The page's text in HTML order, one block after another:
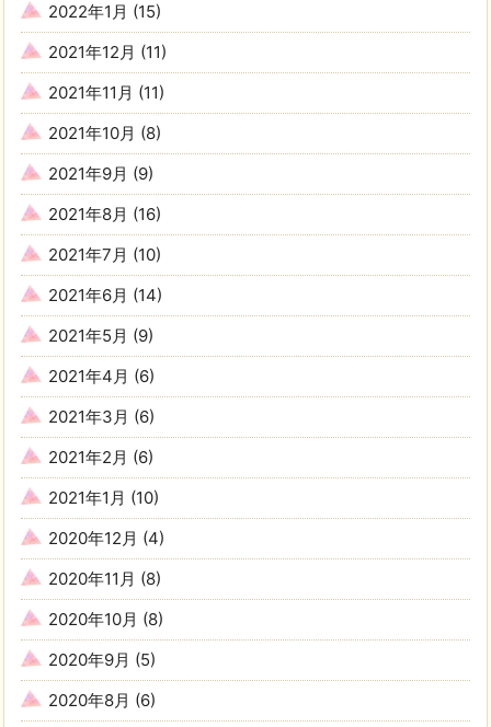
2022年1月 (15)
2021年12月 (11)
2021年11月 (11)
2021年10月 (8)
2021年9月 (9)
2021年8月 (16)
2021年7月 (10)
2021年6月 (14)
2021年5月 (9)
2021年4月 (6)
2021年3月 (6)
2021年2月 (6)
2021年1月 (10)
2020年12月 (4)
2020年11月 (8)
2020年10月 (8)
2020年9月 (5)
2020年8月 (6)